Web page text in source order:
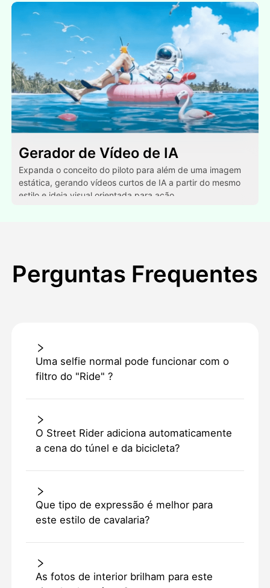
Gerador de Vídeo de IA
Expanda o conceito do piloto para além de uma imagem
estática, gerando vídeos curtos de IA a partir do mesmo
estilo e ideia visual orientada para ação.
Perguntas Frequentes
Uma selfie normal pode funcionar com o
filtro do "Ride" ?
O Street Rider adiciona automaticamente
a cena do túnel e da bicicleta?
Que tipo de expressão é melhor para
este estilo de cavalaria?
As fotos de interior brilham para este